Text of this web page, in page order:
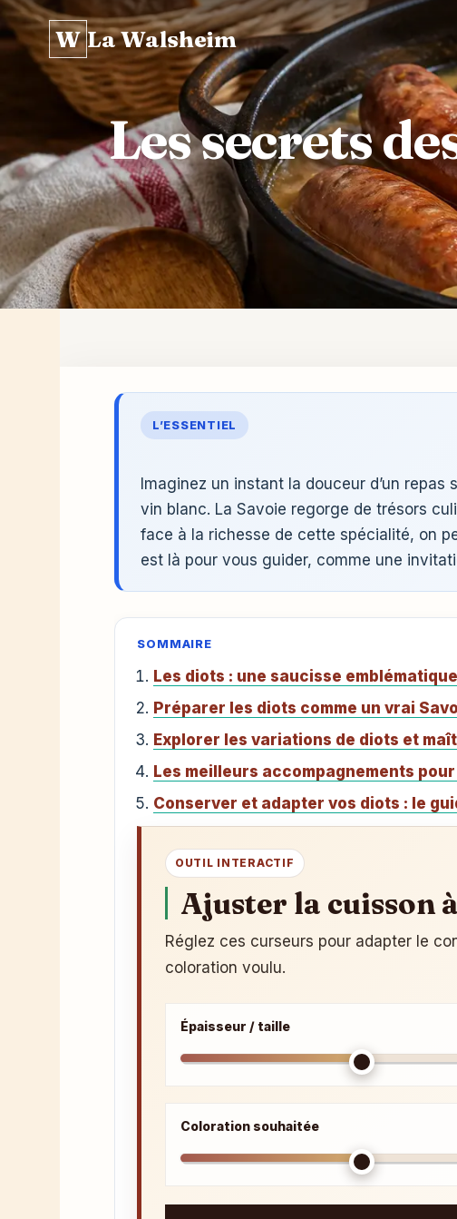
W La Walsheim
Les secrets
L’ESSENTIEL
Imaginez un instant la douceur d’un
vin blanc. La Savoie regorge de trésors
face à la richesse de cette spécialité, on
est là pour vous guider, comme une
SOMMAIRE
Les diots : une saucisse
Préparer les diots comme un vrai
Explorer les variations de diots et
Les meilleurs accompagnements
Conserver et adapter vos diots : le
OUTIL INTERACTIF
Ajuster la cuisson
Réglez ces curseurs pour adapter le
coloration voulu.
Épaisseur / taille
Coloration souhaitée